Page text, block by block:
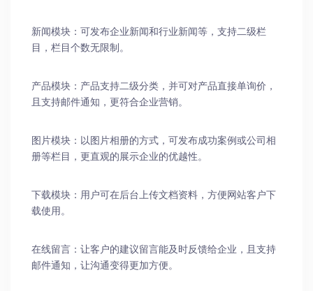
新闻模块：可发布企业新闻和行业新闻等，支持二级栏
目，栏目个数无限制。
产品模块：产品支持二级分类，并可对产品直接单询价，
且支持邮件通知，更符合企业营销。
图片模块：以图片相册的方式，可发布成功案例或公司相
册等栏目，更直观的展示企业的优越性。
下载模块：用户可在后台上传文档资料，方便网站客户下
载使用。
在线留言：让客户的建议留言能及时反馈给企业，且支持
邮件通知，让沟通变得更加方便。